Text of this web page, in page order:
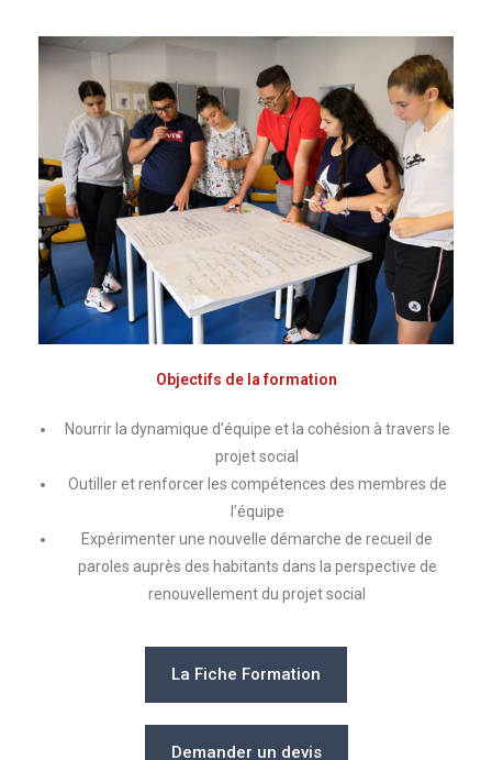
Objectifs de la formation
Nourrir la dynamique d’équipe et la cohésion à travers le
projet social
Outiller et renforcer les compétences des membres de
l’équipe
Expérimenter une nouvelle démarche de recueil de
paroles auprès des habitants dans la perspective de
renouvellement du projet social
La Fiche Formation
Demander un devis